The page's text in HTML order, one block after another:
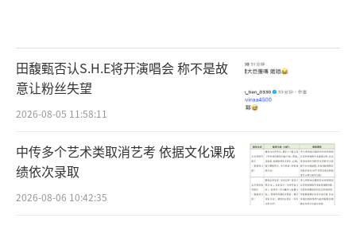
田馥甄否认S.H.E将开演唱会 称不是故
意让粉丝失望
2026-08-05 11:58:11
中传多个艺术类取消艺考 依据文化课成
绩依次录取
2026-08-06 10:42:35